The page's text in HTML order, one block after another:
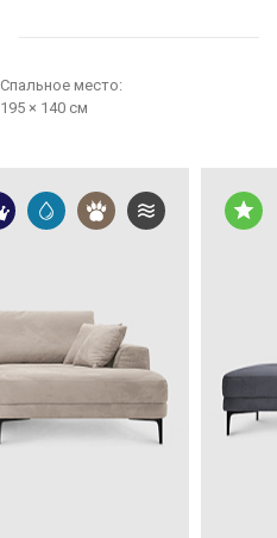
Cпальное место:
195 × 140 см